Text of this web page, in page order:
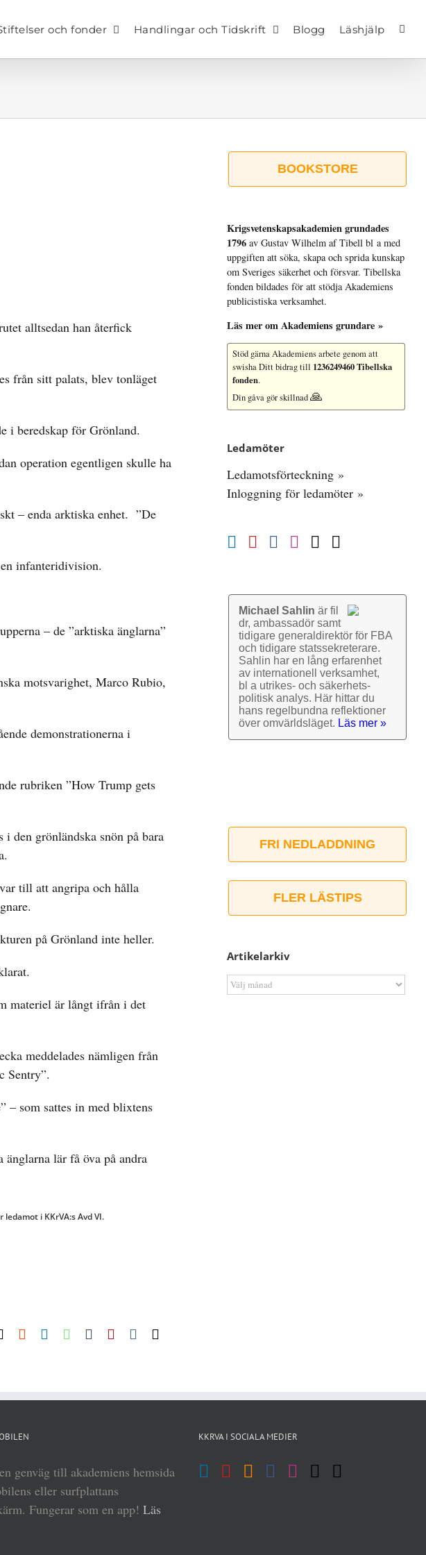
och fonder Handlingar och Tidskrift Blogg Läshjälp
alltsedan han återfick
från sitt palats, blev tonläget
i beredskap för Grönland.
operation egentligen skulle ha
– enda arktiska enhet. ”De
infanteridivision.
– de ”arktiska änglarna”
motsvarighet, Marco Rubio,
demonstrationerna i
rubriken ”How Trump gets
i den grönländska snön på bara
till att angripa och hålla
på Grönland inte heller.
materiel är långt ifrån i det
meddelades nämligen från
Sentry”.
– som sattes in med blixtens
lär få öva på andra
i KKrVA:s Avd VI.
RedditLinkedInWhatsApp
TumblrPinterest
Vk
BOOKSTORE
Krigsvetenskap­sakademien grundades
1796 av Gustav Wilhelm af Tibell bl a med
uppgiften att söka, skapa och sprida kunskap
om Sveriges säkerhet och försvar. Tibellska
fonden bildades för att stödja Akademiens
publicistiska verksamhet.
Läs mer om Akademiens grundare »
Stöd gärna Akademiens arbete genom att
swisha Ditt bidrag till 1236249460 Tibellska
fonden.
Din gåva gör skillnad🙏
Ledamöter
Ledamotsförteckning »
Inloggning för ledamöter »
Michael Sahlin är fil
dr, ambassadör samt
tidigare general­direktör för FBA
och tidigare stats­sekre­terare.
Sahlin har en lång erfarenhet
av inter­nationell verk­samhet,
bl a utrikes- och säkerhets­
politisk analys. Här hittar du
hans regel­bundna reflek­tioner
över omvärlds­läget. Läs mer »
FRI NEDLADDNING
FLER LÄSTIPS
Artikelarkiv
Artikelarkiv
genväg till akademiens hemsida
eller surfplattans
Fungerar som en app! Läs
KKRVA I SOCIALA MEDIER